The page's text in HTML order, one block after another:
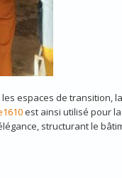
espaces de transition,
est ainsi utilisé pour
structurant le